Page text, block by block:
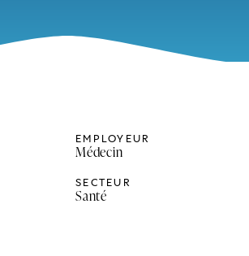
EMPLOYEUR
Médecin
SECTEUR
Santé